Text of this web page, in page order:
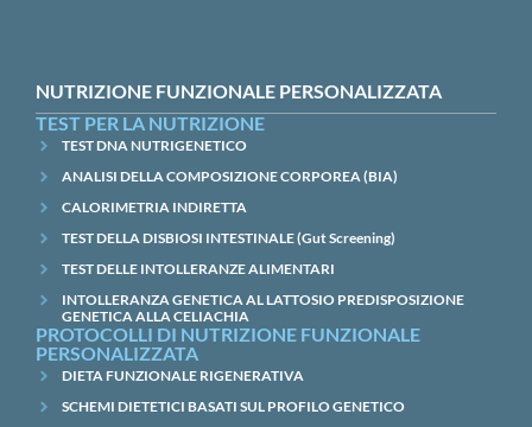
NUTRIZIONE FUNZIONALE PERSONALIZZATA
TEST PER LA NUTRIZIONE
TEST DNA NUTRIGENETICO
ANALISI DELLA COMPOSIZIONE CORPOREA (BIA)
CALORIMETRIA INDIRETTA
TEST DELLA DISBIOSI INTESTINALE (Gut Screening)
TEST DELLE INTOLLERANZE ALIMENTARI
INTOLLERANZA GENETICA AL LATTOSIO PREDISPOSIZIONE
GENETICA ALLA CELIACHIA
PROTOCOLLI DI NUTRIZIONE FUNZIONALE
PERSONALIZZATA
DIETA FUNZIONALE RIGENERATIVA
SCHEMI DIETETICI BASATI SUL PROFILO GENETICO